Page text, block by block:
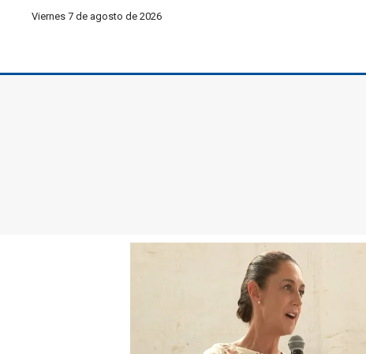
Viernes 7 de agosto de 2026